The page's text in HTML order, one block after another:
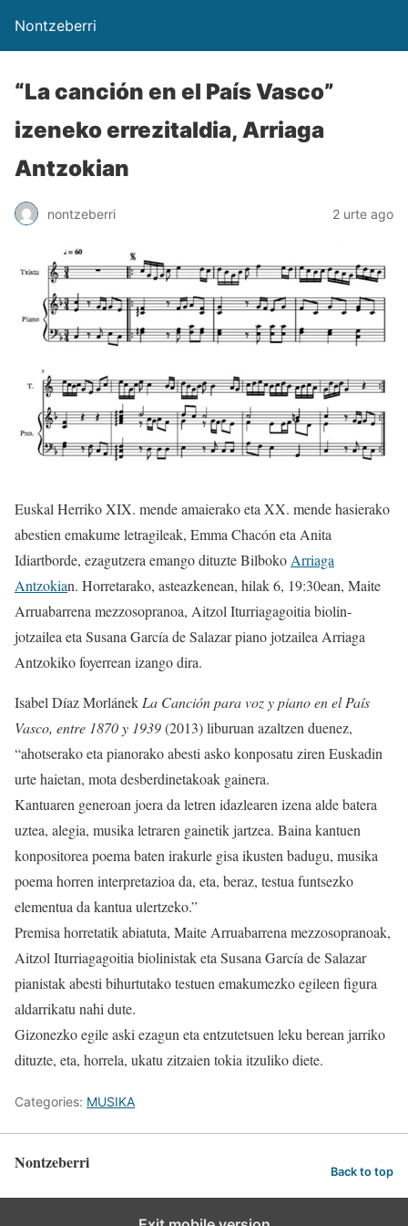
Nontzeberri
“La canción en el País Vasco”
izeneko errezitaldia, Arriaga
Antzokian
nontzeberri 2 urte ago
Euskal Herriko XIX. mende amaierako eta XX. mende hasierako
abestien emakume letragileak, Emma Chacón eta Anita
Idiartborde, ezagutzera emango dituzte BilbokoArriaga
Antzokian. Horretarako, asteazkenean, hilak 6, 19:30ean, Maite
Arruabarrena mezzosopranoa, Aitzol Iturriagagoitia biolin-
jotzailea eta Susana García de Salazar piano jotzailea Arriaga
Antzokiko foyerrean izango dira.
Isabel Díaz MorlánekLa Canción para voz y piano en el País
Vasco, entre 1870 y 1939(2013) liburuan azaltzen duenez,
“ahotserako eta pianorako abesti asko konposatu ziren Euskadin
urte haietan, mota desberdinetakoak gainera.
Kantuaren generoan joera da letren idazlearen izena alde batera
uztea, alegia, musika letraren gainetik jartzea. Baina kantuen
konpositorea poema baten irakurle gisa ikusten badugu, musika
poema horren interpretazioa da, eta, beraz, testua funtsezko
elementua da kantua ulertzeko.”
Premisa horretatik abiatuta, Maite Arruabarrena mezzosopranoak,
Aitzol Iturriagagoitia biolinistak eta Susana García de Salazar
pianistak abesti bihurtutako testuen emakumezko egileen figura
aldarrikatu nahi dute.
Gizonezko egile aski ezagun eta entzutetsuen leku berean jarriko
dituzte, eta, horrela, ukatu zitzaien tokia itzuliko diete.
Categories: MUSIKA
Nontzeberri Back to top